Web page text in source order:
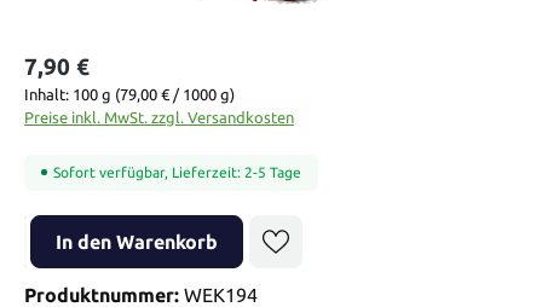
7,90 €
Inhalt: 100 g (79,00 € / 1000 g)
Preise inkl. MwSt. zzgl. Versandkosten
Sofort verfügbar, Lieferzeit: 2-5 Tage
Produkt Anzahl: Gib den gewünschten Wert ein oder benutze die
In den Warenkorb
Produktnummer: WEK194